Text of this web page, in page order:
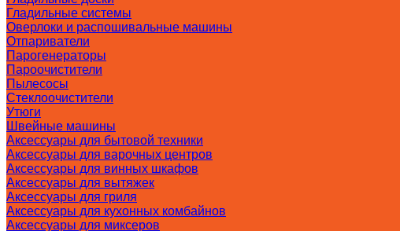
Гладильные системы
Оверлоки и распошивальные машины
Отпариватели
Парогенераторы
Пароочистители
Пылесосы
Стеклоочистители
Утюги
Швейные машины
Аксессуары для бытовой техники
Аксессуары для варочных центров
Аксессуары для винных шкафов
Аксессуары для вытяжек
Аксессуары для гриля
Аксессуары для кухонных комбайнов
Аксессуары для миксеров